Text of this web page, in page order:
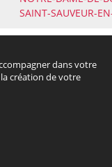
SAINT-SAUVEUR-
dans votre
création de votre